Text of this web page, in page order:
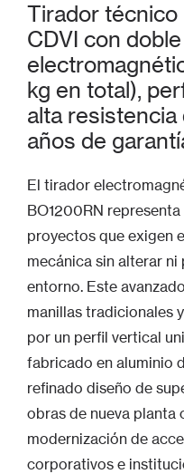
Tirador
CDVI con
kg en total),
alta resistencia
años de
El tirador
BO1200RN
proyectos que exigen
mecánica sin alterar
entorno. Este
manillas tradicionales
por un perfil vertical
fabricado en aluminio
refinado diseño de
obras de nueva planta
modernización de
corporativos e